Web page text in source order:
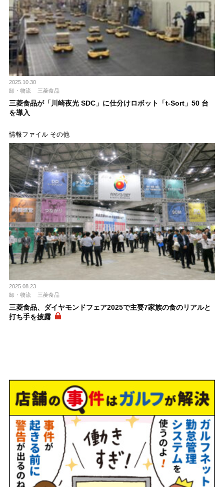
2025.10.30
卸・物流
三菱食品
三菱食品が「川崎夜光 SDC」に仕分けロボット「t-Sort」50 台
を導入
情報ファイル その他
2025.08.23
卸・物流
三菱食品
三菱食品、ダイヤモンドフェア2025で主要7家族の食のリアルと
打ち手を披露